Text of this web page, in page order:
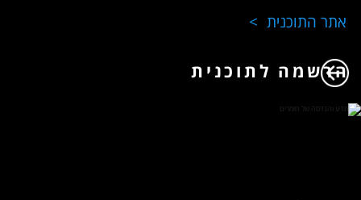
אתר התוכנית
הרשמה לתוכנית